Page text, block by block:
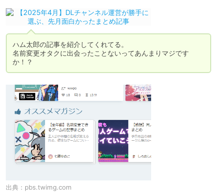
ハム太郎の記事を紹介してくれてる。
名前変更オタクに出会ったことないってあんまりマジです
か！？
出典： pbs.twimg.com